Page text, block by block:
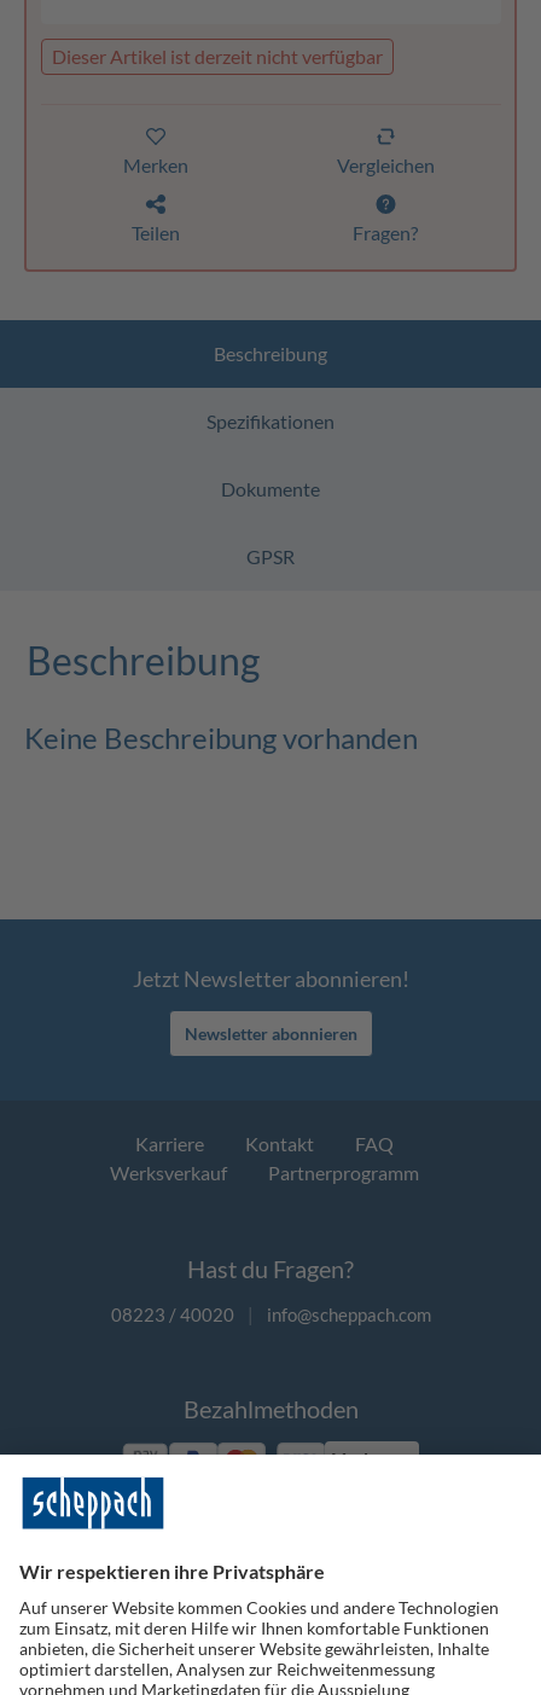
Dieser Artikel ist derzeit nicht verfügbar
Merken Vergleichen
Teilen Fragen?
Beschreibung
Spezifikationen
Dokumente
GPSR
Beschreibung
Keine Beschreibung vorhanden
Jetzt Newsletter abonnieren!
Newsletter abonnieren
Karriere Kontakt
FAQ
Werksverkauf
Partnerprogramm
Hast du Fragen?
08223 / 40020 | info@scheppach.com
Bezahlmethoden
Vorkasse
Folge uns auf Social Media